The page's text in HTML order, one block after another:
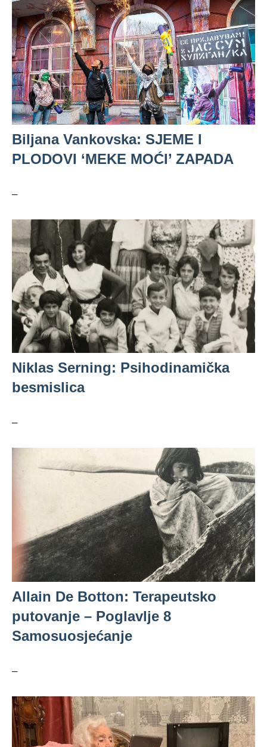
Biljana Vankovska: SJEME I
PLODOVI ‘MEKE MOĆI’ ZAPADA
–
Niklas Serning: Psihodinamička
besmislica
–
Allain De Botton: Terapeutsko
putovanje – Poglavlje 8
Samosuosjećanje
–